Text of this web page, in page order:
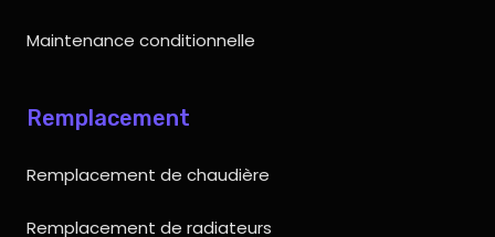
Maintenance conditionnelle
Remplacement
Remplacement de chaudière
Remplacement de radiateurs